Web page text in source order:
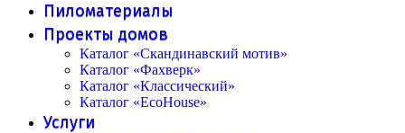
Пиломатериалы
Проекты домов
Каталог «Скандинавский мотив»
Каталог «Фахверк»
Каталог «Классический»
Каталог «EcoHouse»
Услуги